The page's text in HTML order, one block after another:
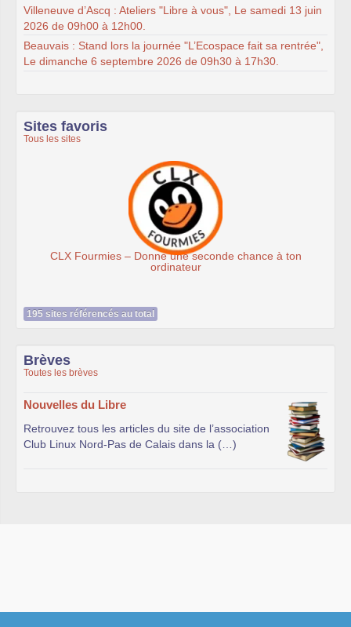
Villeneuve d’Ascq : Ateliers "Libre à vous", Le samedi 13 juin
2026 de 09h00 à 12h00.
Beauvais : Stand lors la journée "L’Ecospace fait sa rentrée",
Le dimanche 6 septembre 2026 de 09h30 à 17h30.
Sites favoris
Tous les sites
CLX Fourmies – Donne une seconde chance à ton
ordinateur
195 sites référencés au total
Brèves
Toutes les brèves
Nouvelles du Libre
Retrouvez tous les articles du site de l’association
Club Linux Nord-Pas de Calais dans la (…)